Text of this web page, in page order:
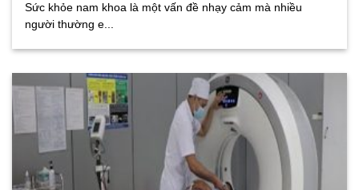
Sức khỏe nam khoa là một vấn đề nhạy cảm mà nhiều
người thường e...